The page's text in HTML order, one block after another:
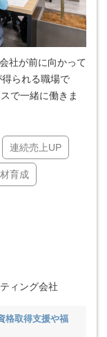
社が前に向かって
られる職場で
で一緒に働きま
連続売上UP
育成
ィング会社
格取得支援や福